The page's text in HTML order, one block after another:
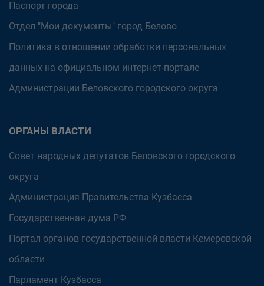
Паспорт города
Отдел "Мои документы" город Белово
Политика в отношении обработки персональных
данных на официальном интернет-портале
Администрации Беловского городского округа
ОРГАНЫ ВЛАСТИ
Совет народных депутатов Беловского городского
округа
Администрация Правительства Кузбасса
Государственная дума РФ
Портал органов государственной власти Кемеровской
области
Парламент Кузбасса